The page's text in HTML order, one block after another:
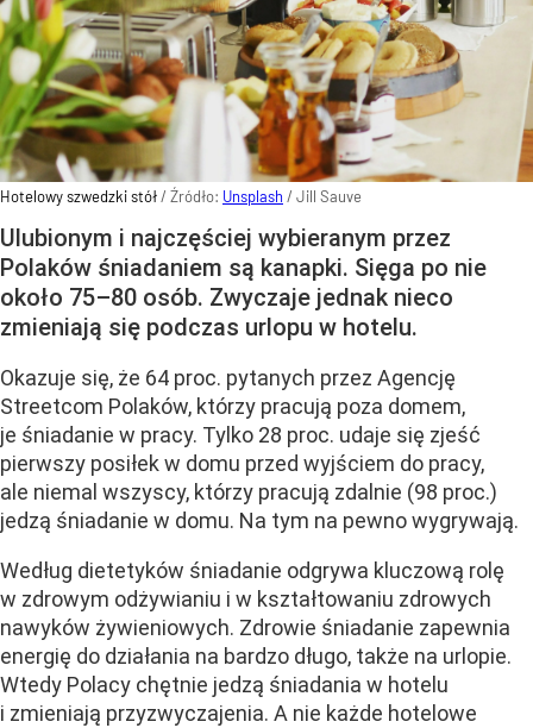
Hotelowy szwedzki stół/ Źródło: Unsplash / Jill Sauve
Ulubionym i najczęściej wybieranym przez
Polaków śniadaniem są kanapki. Sięga po nie
około 75–80 osób. Zwyczaje jednak nieco
zmieniają się podczas urlopu w hotelu.
Okazuje się, że 64 proc. pytanych przez Agencję
Streetcom Polaków, którzy pracują poza domem,
je śniadanie w pracy. Tylko 28 proc. udaje się zjeść
pierwszy posiłek w domu przed wyjściem do pracy,
ale niemal wszyscy, którzy pracują zdalnie (98 proc.)
jedzą śniadanie w domu. Na tym na pewno wygrywają.
Według dietetyków śniadanie odgrywa kluczową rolę
w zdrowym odżywianiu i w kształtowaniu zdrowych
nawyków żywieniowych. Zdrowie śniadanie zapewnia
energię do działania na bardzo długo, także na urlopie.
Wtedy Polacy chętnie jedzą śniadania w hotelu
i zmieniają przyzwyczajenia. A nie każde hotelowe